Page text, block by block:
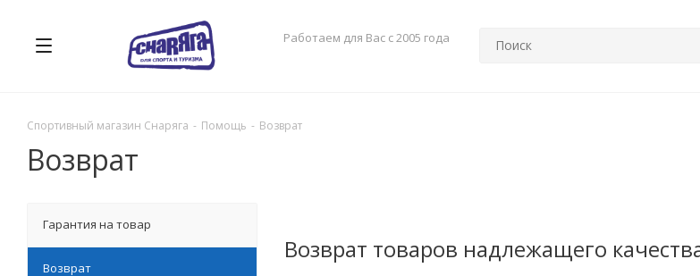
Работаем для Вас с 2005 года
Спортивный магазин Снаряга - Помощь - Возврат
Возврат
Возврат товаров надлежащего
Гарантия на товар
Возврат